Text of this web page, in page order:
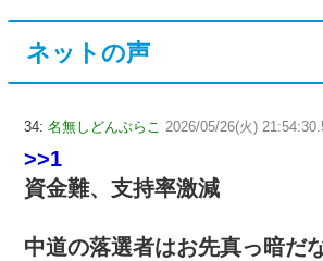
ネットの声
34: 名無しどんぶらこ 2026/05/26(火)
>>1
資金難、支持率激減
中道の落選者はお先真っ暗だ